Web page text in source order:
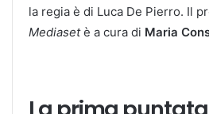
la regia è di Luca De Pierro. Il
Mediasetè a cura di Maria